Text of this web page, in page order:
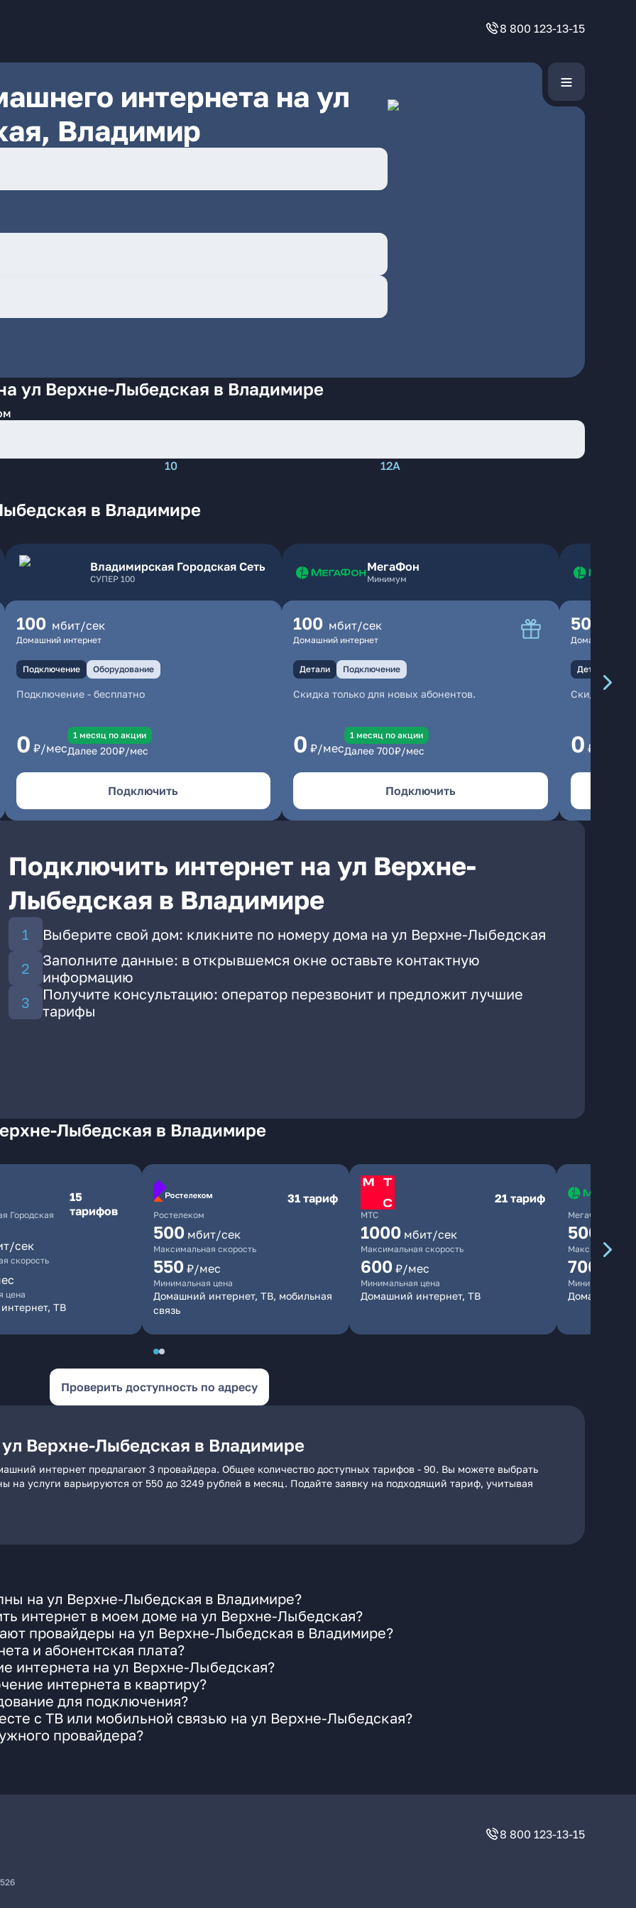
8 800 123-13-15
интернета на ул
Владимир
ул Верхне-Лыбедская в Владимире
10 12А
в Владимире
Владимирская Городская Сеть
СУПЕР 100
100 мбит/сек
Домашний интернет
Подключение Оборудование
Подключение- бесплатно
0 ₽/мес
1 месяц по акции
Далее 200₽/мес
Подключить
МегаФон
Минимум
100 мбит/сек
Домашний интернет
Детали Подключение
Скидка только для новых абонентов.
0 ₽/мес
1 месяц по акции
Далее 700₽/мес
Подключить
500
Домашний
Детали
Скидка
0 ₽/мес
Подключить интернет на ул Верхне-
Лыбедская в Владимире
Выберите свой дом: кликните по номеру дома на ул Верхне-Лыбедская
Заполните данные: в открывшемся окне оставьте контактную
информацию
Получите консультацию: оператор перезвонит и предложит лучшие
тарифы
Лыбедская в Владимире
Городская
15
тарифов
сек
скорость
цена
ТВ
Ростелеком
31 тариф
500 мбит/сек
Максимальная скорость
550 ₽/мес
Минимальная цена
Домашний интернет, ТВ, мобильная
связь
МТС
21 тариф
1000 мбит/сек
Максимальная скорость
600 ₽/мес
Минимальная цена
Домашний интернет, ТВ
МегаФон
500
Максимальная
700
Минимальная
Домашний
Проверить доступность по адресу
Верхне-Лыбедская в Владимире
интернет предлагают 3 провайдера. Общее количество доступных тарифов - 90. Вы можете выбрать
услуги варьируются от 550 до 3249 рублей в месяц. Подайте заявку на подходящий тариф, учитывая
на ул Верхне-Лыбедская в Владимире?
интернет в моем доме на ул Верхне-Лыбедская?
провайдеры на ул Верхне-Лыбедская в Владимире?
и абонентская плата?
интернета на ул Верхне-Лыбедская?
интернета в квартиру?
для подключения?
с ТВ или мобильной связью на ул Верхне-Лыбедская?
провайдера?
8 800 123-13-15